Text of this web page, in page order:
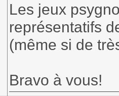
Les jeux
représentatifs
(même si de
Bravo à vous!